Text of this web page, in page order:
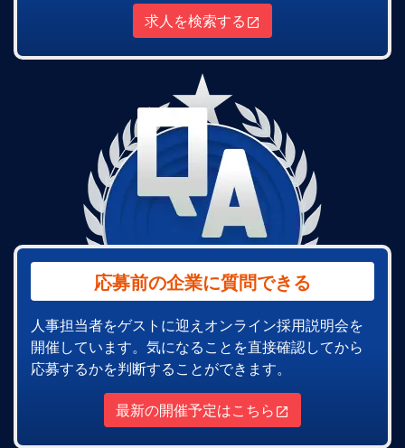
求人を検索する
応募前の企業に質問できる
人事担当者をゲストに迎えオンライン採用説明会を
開催しています。気になることを直接確認してから
応募するかを判断することができます。
最新の開催予定はこちら